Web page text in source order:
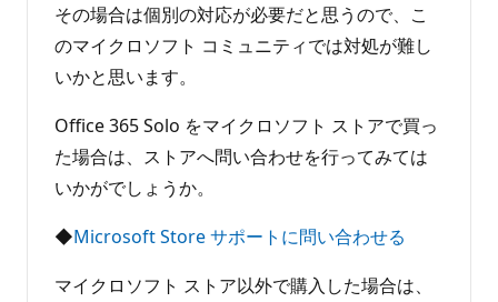
その場合は個別の対応が必要だと思うので、こ
のマイクロソフト コミュニティでは対処が難し
いかと思います。
Office 365 Solo をマイクロソフト ストアで買っ
た場合は、ストアへ問い合わせを行ってみては
いかがでしょうか。
◆Microsoft Store サポートに問い合わせる
マイクロソフト ストア以外で購入した場合は、